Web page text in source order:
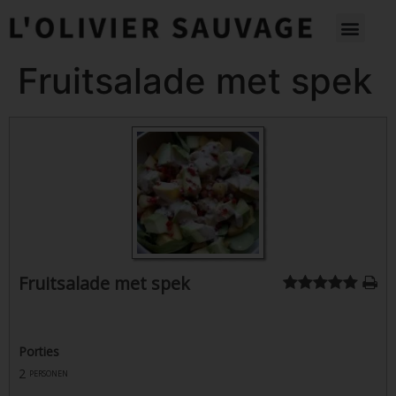
Fruitsalade met spek
Fruitsalade met spek
Porties
2 personen